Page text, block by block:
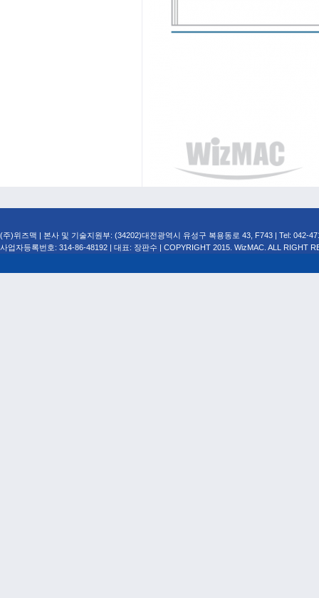
(주)위즈맥 | 본사 및 기술지원부: (34202)대전광역시 유성구 복용동로 43, F743 | Tel: 042-
사업자등록번호: 314-86-48192 | 대표: 장판수 | COPYRIGHT 2015. WizMAC. ALL RIGHT